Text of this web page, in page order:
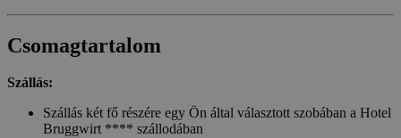
Csomagtartalom
Szállás:
Szállás két fő részére egy Ön által választott szobában a Hotel
Bruggwirt **** szállodában